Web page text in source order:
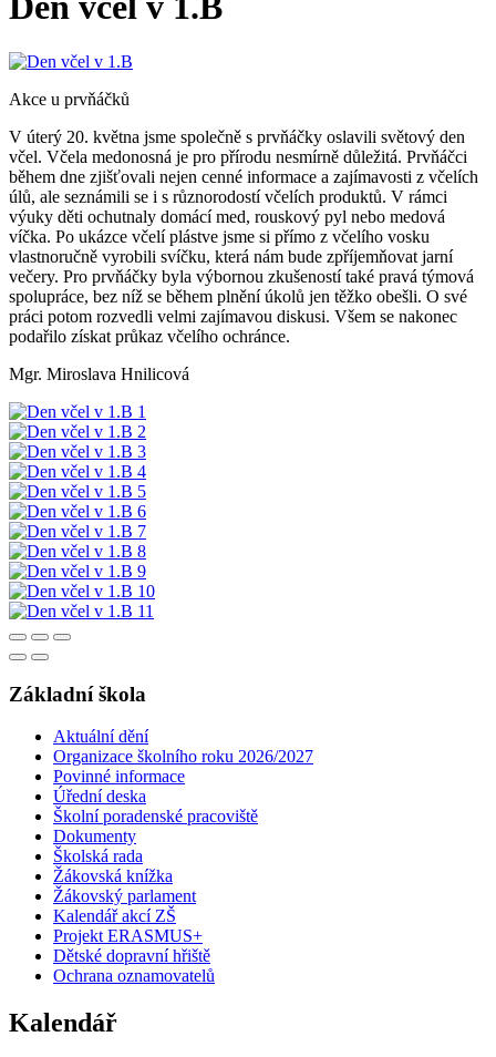
Akce u prvňáčků
V úterý 20. května jsme společně s prvňáčky oslavili světový den
včel. Včela medonosná je pro přírodu nesmírně důležitá. Prvňáčci
během dne zjišťovali nejen cenné informace a zajímavosti z včelích
úlů, ale seznámili se i s různorodostí včelích produktů. V rámci
výuky děti ochutnaly domácí med, rouskový pyl nebo medová
víčka. Po ukázce včelí plástve jsme si přímo z včelího vosku
vlastnoručně vyrobili svíčku, která nám bude zpříjemňovat jarní
večery. Pro prvňáčky byla výbornou zkušeností také pravá týmová
spolupráce, bez níž se během plnění úkolů jen těžko obešli. O své
práci potom rozvedli velmi zajímavou diskusi. Všem se nakonec
podařilo získat průkaz včelího ochránce.
Mgr. Miroslava Hnilicová
Základní škola
Aktuální dění
Organizace školního roku 2026/2027
Povinné informace
Úřední deska
Školní poradenské pracoviště
Dokumenty
Školská rada
Žákovská knížka
Žákovský parlament
Kalendář akcí ZŠ
Projekt ERASMUS+
Dětské dopravní hřiště
Ochrana oznamovatelů
Kalendář